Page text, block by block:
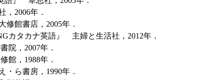
2006年．
館書店，2005年．
タカナ英語』 主婦と生活社，2012年．
，2007年．
，1988年．
ら書房，1990年．